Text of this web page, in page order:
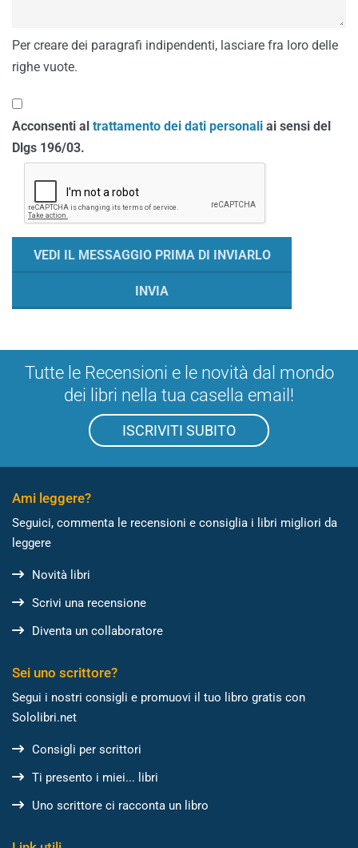
Per creare dei paragrafi indipendenti, lasciare fra loro delle
righe vuote.
Acconsenti al trattamento dei dati personali ai sensi del
Dlgs 196/03.
Tutte le Recensioni e le novità dal mondo
dei libri nella tua casella email!
ISCRIVITI SUBITO
Ami leggere?
Seguici, commenta le recensioni e consiglia i libri migliori da
leggere
Novità libri
Scrivi una recensione
Diventa un collaboratore
Sei uno scrittore?
Segui i nostri consigli e promuovi il tuo libro gratis con
Sololibri.net
Consigli per scrittori
Ti presento i miei... libri
Uno scrittore ci racconta un libro